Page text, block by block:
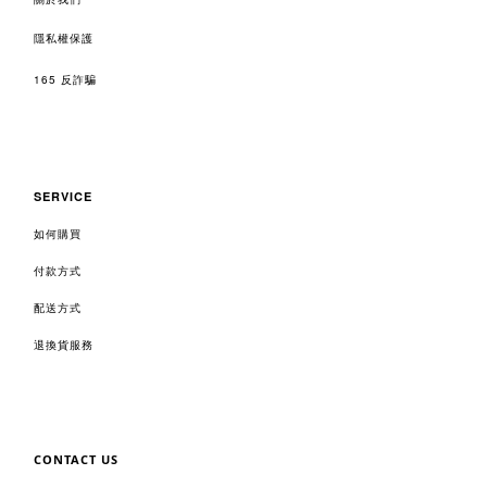
隱私權保護
165 反詐騙
SERVICE
如何購買
付款方式
配送方式
退換貨服務
CONTACT US